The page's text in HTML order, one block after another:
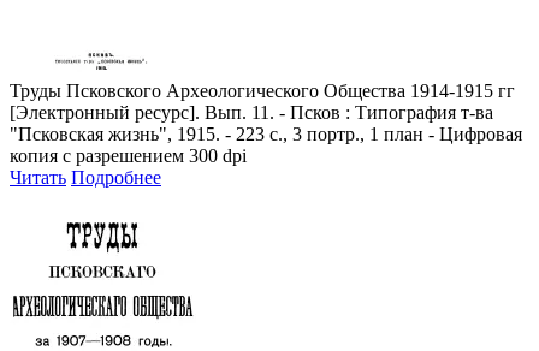
Труды Псковского Археологического Общества 1914-1915 гг
[Электронный ресурс]. Вып. 11. - Псков : Типография т-ва
"Псковская жизнь", 1915. - 223 с., 3 портр., 1 план - Цифровая
копия с разрешением 300 dpi
Читать Подробнее